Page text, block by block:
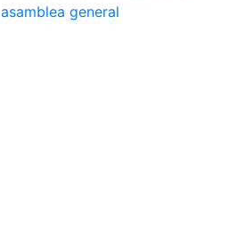
asamblea general